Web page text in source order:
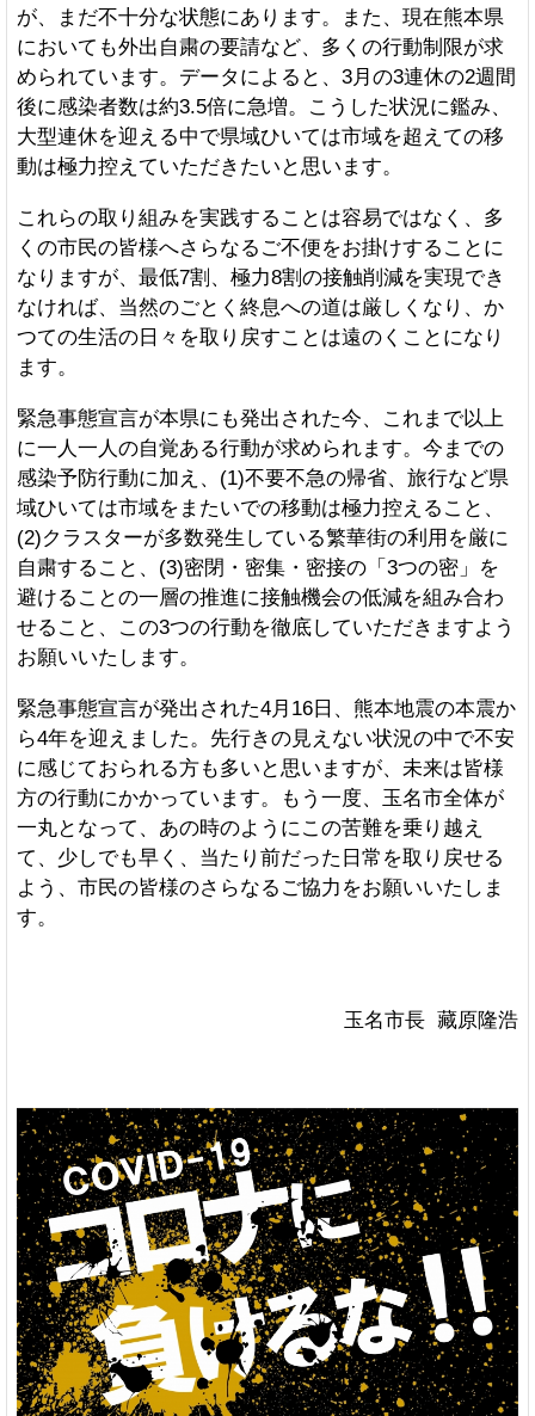
が、まだ不十分な状態にあります。また、現在熊本県
においても外出自粛の要請など、多くの行動制限が求
められています。データによると、3月の3連休の2週間
後に感染者数は約3.5倍に急増。こうした状況に鑑み、
大型連休を迎える中で県域ひいては市域を超えての移
動は極力控えていただきたいと思います。
これらの取り組みを実践することは容易ではなく、多
くの市民の皆様へさらなるご不便をお掛けすることに
なりますが、最低7割、極力8割の接触削減を実現でき
なければ、当然のごとく終息への道は厳しくなり、か
つての生活の日々を取り戻すことは遠のくことになり
ます。
緊急事態宣言が本県にも発出された今、これまで以上
に一人一人の自覚ある行動が求められます。今までの
感染予防行動に加え、(1)不要不急の帰省、旅行など県
域ひいては市域をまたいでの移動は極力控えること、
(2)クラスターが多数発生している繁華街の利用を厳に
自粛すること、(3)密閉・密集・密接の「3つの密」を
避けることの一層の推進に接触機会の低減を組み合わ
せること、この3つの行動を徹底していただきますよう
お願いいたします。
緊急事態宣言が発出された4月16日、熊本地震の本震か
ら4年を迎えました。先行きの見えない状況の中で不安
に感じておられる方も多いと思いますが、未来は皆様
方の行動にかかっています。もう一度、玉名市全体が
一丸となって、あの時のようにこの苦難を乗り越え
て、少しでも早く、当たり前だった日常を取り戻せる
よう、市民の皆様のさらなるご協力をお願いいたしま
す。
玉名市長 藏原隆浩